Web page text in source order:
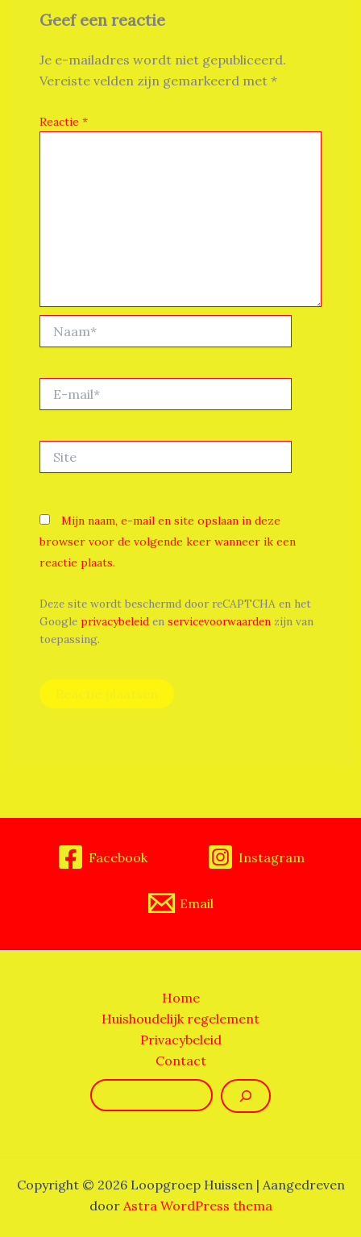
Geef een reactie
Je e-mailadres wordt niet gepubliceerd.
Vereiste velden zijn gemarkeerd met *
Reactie *
mail*
Mijn naam, e-mail en site opslaan in deze
browser voor de volgende keer wanneer ik een
reactie plaats.
Deze site wordt beschermd door reCAPTCHA en het
Google privacybeleiden servicevoorwaardenzijn van
toepassing.
Facebook Instagram
Email
Home
Huishoudelijk regelement
Privacybeleid
Contact
Zoeken
Copyright © 2026 Loopgroep Huissen | Aangedreven
door Astra WordPress thema